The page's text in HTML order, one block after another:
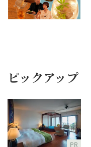
ピックアップ
PR